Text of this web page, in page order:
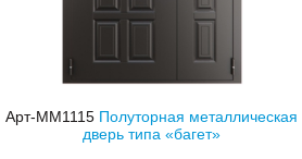
Арт-ММ1115 Полуторная металлическая
дверь типа «багет»